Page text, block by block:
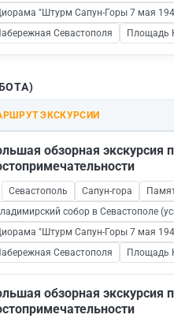
"Штурм Сапун-Горы 7 мая
Севастополя
Площадь
ЭКСКУРСИИ
обзорная экскурсия
Севастополь Сапун-гора
собор в Севастополе
"Штурм Сапун-Горы 7 мая
Севастополя
Площадь
обзорная экскурсия